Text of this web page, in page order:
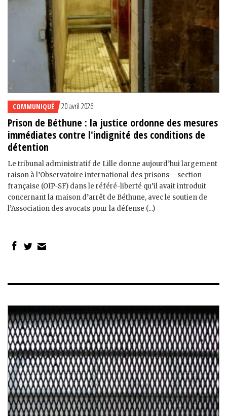
COMMUNIQUÉ 20 avril 2026
Prison de Béthune : la justice ordonne des mesures
immédiates contre l'indignité des conditions de
détention
Le tribunal administratif de Lille donne aujourd’hui largement
raison à l’Observatoire international des prisons – section
française (OIP-SF) dans le référé-liberté qu’il avait introduit
concernant la maison d’arrêt de Béthune, avec le soutien de
l’Association des avocats pour la défense (...)